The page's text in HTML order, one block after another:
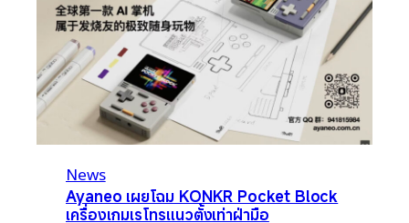
News
Ayaneo เผยโฉม KONKR Pocket Block
เครื่องเกมเรโทรแนวตั้งเท่าฝ่ามือ